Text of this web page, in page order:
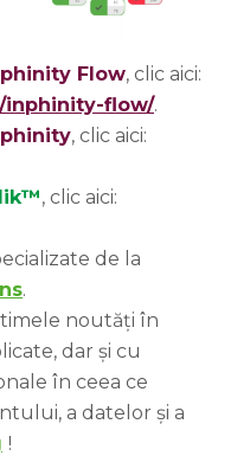
Flow, clic aici:
inphinity-flow/.
, clic aici:
, clic aici:
de la
.
noutăți în
dar și cu
în ceea ce
a datelor și a
!